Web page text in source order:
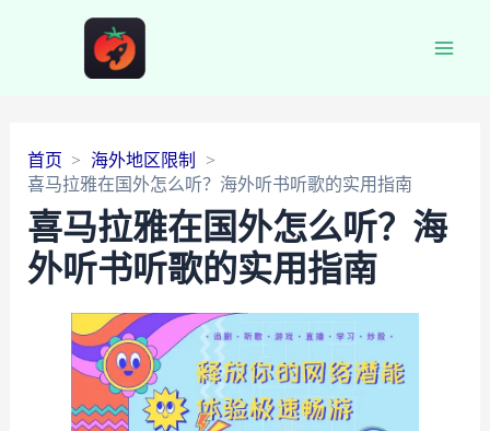
首页
海外地区限制
喜马拉雅在国外怎么听？海外听书听歌的实用指南
喜马拉雅在国外怎么听？海
外听书听歌的实用指南